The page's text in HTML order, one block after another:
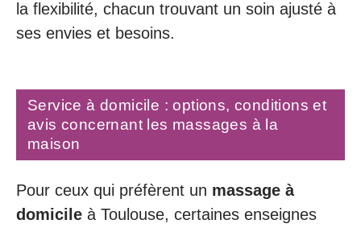
la flexibilité, chacun trouvant un soin ajusté à
ses envies et besoins.
Service à domicile : options, conditions et
avis concernant les massages à la
maison
Pour ceux qui préfèrent un massage à
domicile à Toulouse, certaines enseignes